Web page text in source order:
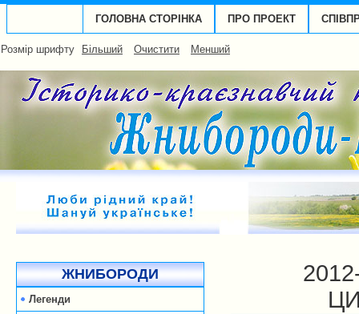
ГОЛОВНА СТОРІНКА ПРО ПРОЕКТ
Розмір шрифту Більший Очистити Менший
ЖНИБОРОДИ
Легенди